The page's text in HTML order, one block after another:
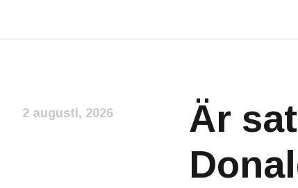
Är
2 augusti, 2026